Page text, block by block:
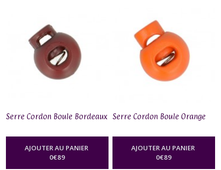
Serre Cordon Boule Bordeaux
AJOUTER AU PANIER
0€89
Serre Cordon Boule Orange
AJOUTER AU PANIER
0€89